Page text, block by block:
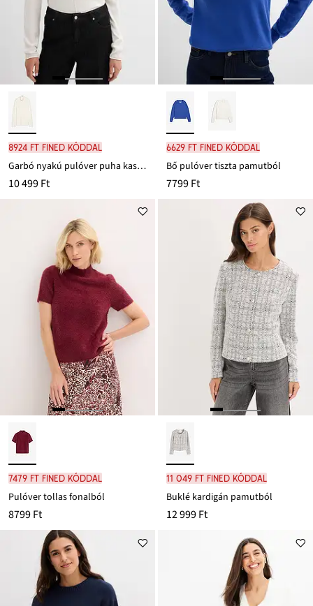
8924 Ft FINED kóddal
Garbó nyakú pulóver puha kasmír keverékből
10 499 Ft
6629 Ft FINED kóddal
Bő pulóver tiszta pamutból
7799 Ft
7479 Ft FINED kóddal
Pulóver tollas fonalból
8799 Ft
11 049 Ft FINED kóddal
Buklé kardigán pamutból
12 999 Ft